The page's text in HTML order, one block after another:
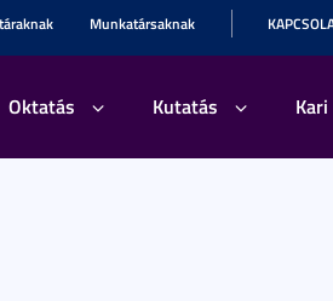
Munkatársaknak
Oktatás Kutatás